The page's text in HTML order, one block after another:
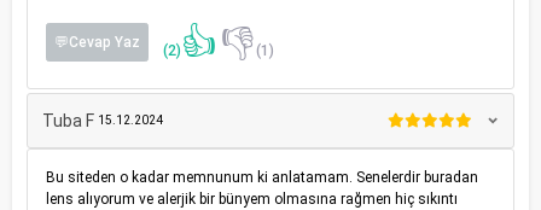
💬Cevap Yaz (2) 👍👎(1)
Tuba F 15.12.2024
Bu siteden o kadar memnunum ki anlatamam. Senelerdir buradan
lens alıyorum ve alerjik bir bünyem olmasına rağmen hiç sıkıntı